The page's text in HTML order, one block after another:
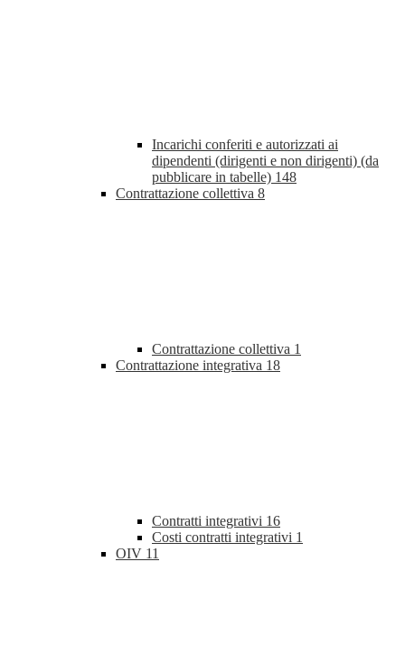
Incarichi conferiti e autorizzati ai
dipendenti (dirigenti e non dirigenti) (da
pubblicare in tabelle) 148
Contrattazione collettiva 8
Contrattazione collettiva 1
Contrattazione integrativa 18
Contratti integrativi 16
Costi contratti integrativi 1
OIV 11